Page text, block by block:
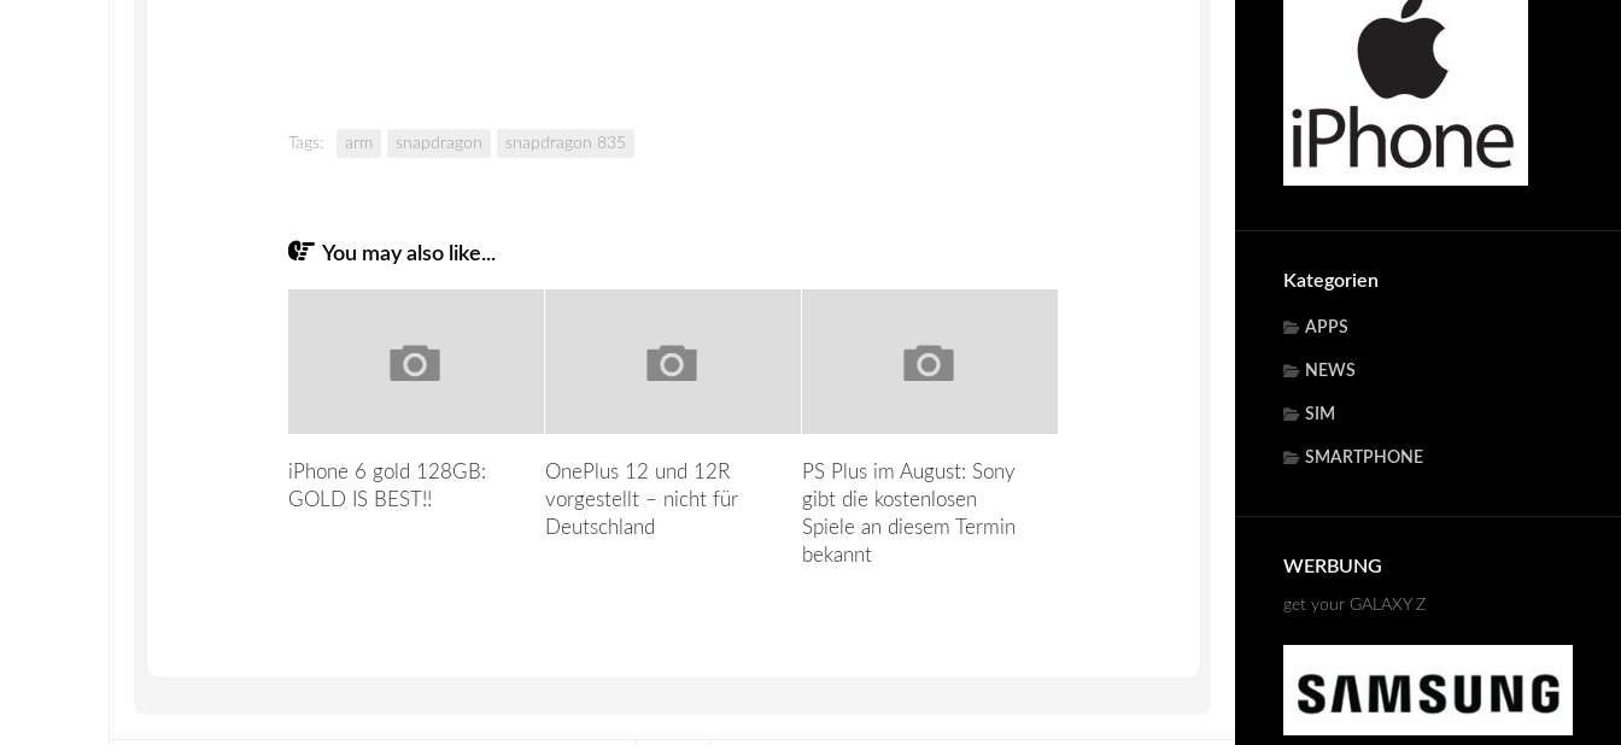
Kategorien
APPS
NEWS
SIM
SMARTPHONE
WERBUNG
get your GALAXY Z
Tags: arm snapdragon snapdragon 835
You may also like...
iPhone 6 gold 128GB:
GOLD IS BEST!!
OnePlus 12 und 12R
vorgestellt – nicht für
Deutschland
PS Plus im August: Sony
gibt die kostenlosen
Spiele an diesem Termin
bekannt